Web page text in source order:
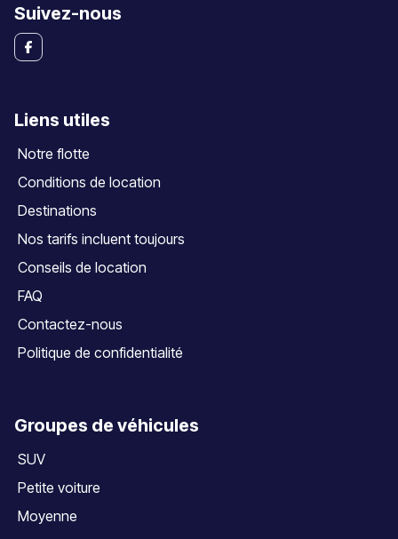
Suivez-nous
Liens utiles
Notre flotte
Conditions de location
Destinations
Nos tarifs incluent toujours
Conseils de location
FAQ
Contactez-nous
Politique de confidentialité
Groupes de véhicules
SUV
Petite voiture
Moyenne